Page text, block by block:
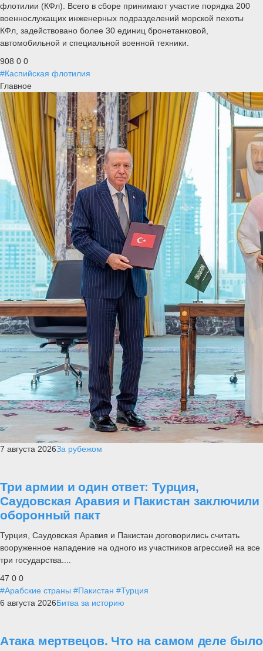
флотилии (КФл). Всего в сборе принимают участие порядка 200
военнослужащих инженерных подразделений морской пехоты
КФл, задействовано более 30 единиц бронетанковой,
автомобильной и специальной военной техники.
908 0 0
#Каспийская флотилия
Главное
7 августа 2026За рубежом
Три армии и один ответ: Турция,
Саудовская Аравия и Пакистан заключили
оборонный пакт
Турция, Саудовская Аравия и Пакистан договорились считать
вооруженное нападение на одного из участников агрессией на все
три государства....
47 0 0
#Арабские страны #Пакистан #Турция
6 августа 2026Битва за историю
Атака мертвецов. Что на самом деле было